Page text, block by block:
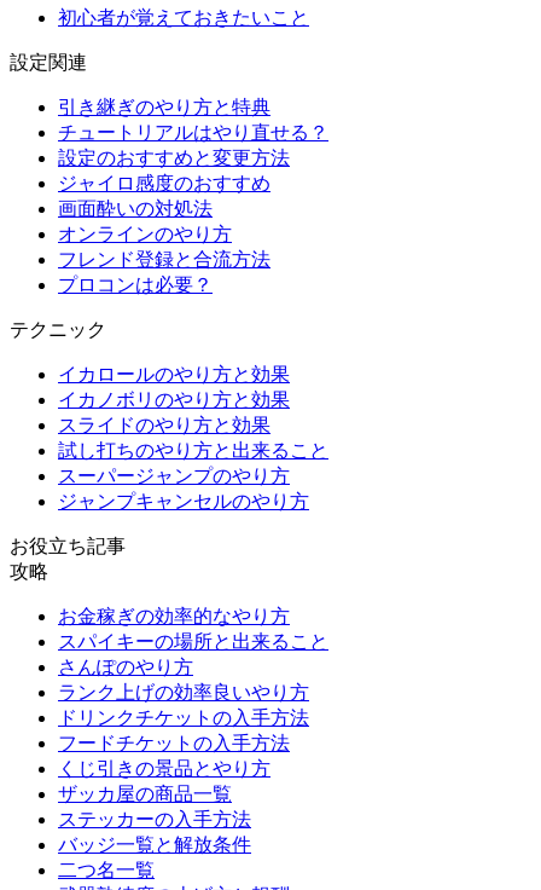
初心者が覚えておきたいこと
設定関連
引き継ぎのやり方と特典
チュートリアルはやり直せる？
設定のおすすめと変更方法
ジャイロ感度のおすすめ
画面酔いの対処法
オンラインのやり方
フレンド登録と合流方法
プロコンは必要？
テクニック
イカロールのやり方と効果
イカノボリのやり方と効果
スライドのやり方と効果
試し打ちのやり方と出来ること
スーパージャンプのやり方
ジャンプキャンセルのやり方
お役立ち記事
攻略
お金稼ぎの効率的なやり方
スパイキーの場所と出来ること
さんぽのやり方
ランク上げの効率良いやり方
ドリンクチケットの入手方法
フードチケットの入手方法
くじ引きの景品とやり方
ザッカ屋の商品一覧
ステッカーの入手方法
バッジ一覧と解放条件
二つ名一覧